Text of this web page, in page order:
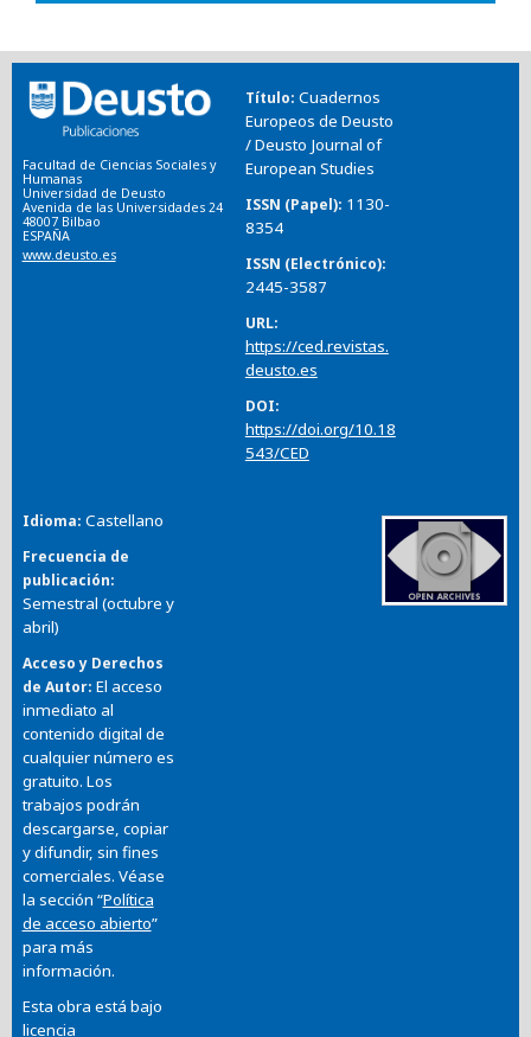
Facultad de Ciencias Sociales y
Humanas
Universidad de Deusto
Avenida de las Universidades 24
48007 Bilbao
ESPAÑA
www.deusto.es
Título Cuadernos
Europeos de Deusto
/ Deusto Journal of
European Studies
ISSN (Papel) 1130-
8354
ISSN (Electrónico)
2445-3587
URL
https://ced.revistas.
deusto.es
DOI
https://doi.org/10.18
543/CED
Idioma Castellano
Frecuencia de
publicación
Semestral (octubre y
abril)
Acceso y Derechos
de Autor El acceso
inmediato al
contenido digital de
cualquier número es
gratuito. Los
trabajos podrán
descargarse, copiar
y difundir, sin fines
comerciales. Véase
la sección “Política
de acceso abierto”
para más
información.
Esta obra está bajo
licencia